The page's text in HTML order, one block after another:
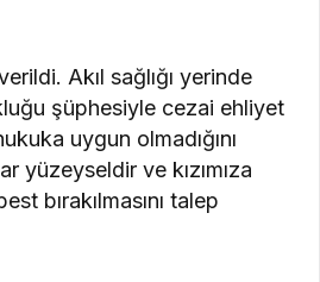
Akıl sağlığı yerinde
şüphesiyle cezai ehliyet
uygun olmadığını
yüzeyseldir ve kızımıza
bırakılmasını talep